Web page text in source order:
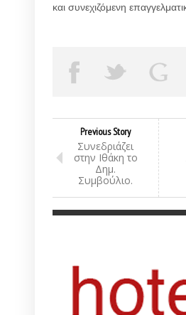
και συνεχιζόμενη
Previous Story
Συνεδριάζει
στην Ιθάκη το
Δημ.
Συμβούλιο.